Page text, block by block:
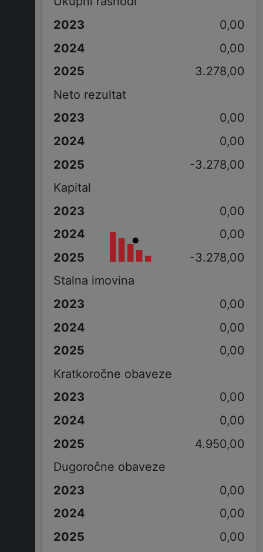
0,00
0,00
3.278,00
Neto rezultat
0,00
0,00
-3.278,00
Kapital
0,00
0,00
-3.278,00
Stalna imovina
0,00
0,00
0,00
Kratkoročne obaveze
0,00
0,00
4.950,00
Dugoročne obaveze
0,00
0,00
0,00